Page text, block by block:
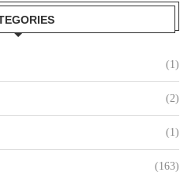
(1)
(2)
(1)
(163)